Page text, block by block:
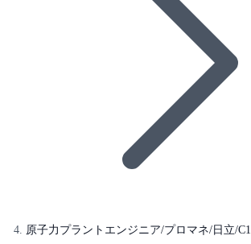
原子力プラントエンジニア/プロマネ/日立/C1